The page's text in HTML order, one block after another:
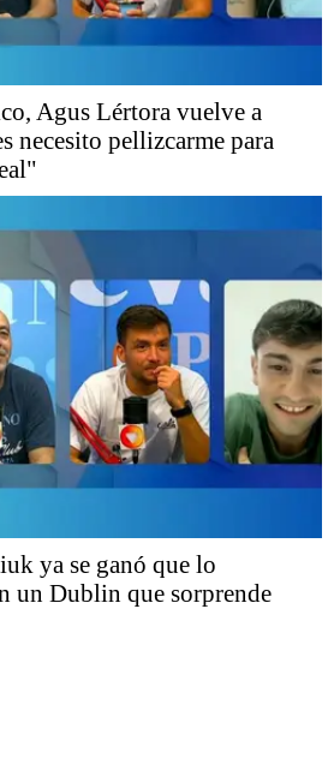
Agus Lértora vuelve a
necesito pellizcarme para
ya se ganó que lo
un Dublin que sorprende